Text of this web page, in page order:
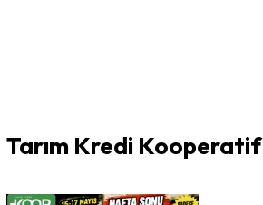
Tarım Kredi Kooperatif